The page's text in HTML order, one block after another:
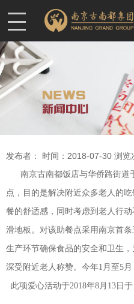
发布者： 时间：2018-07-30 浏览
南京古南都饭店与华侨路街道
点，目的是解决附近众多老人的
餐的舒适感，同时考虑到老人行
滑地板。对该助餐点采用南京首
生产环节确保食品的安全和卫生
深受附近老人称赞。今年1月至5月
此项爱心活动于2018年8月13日